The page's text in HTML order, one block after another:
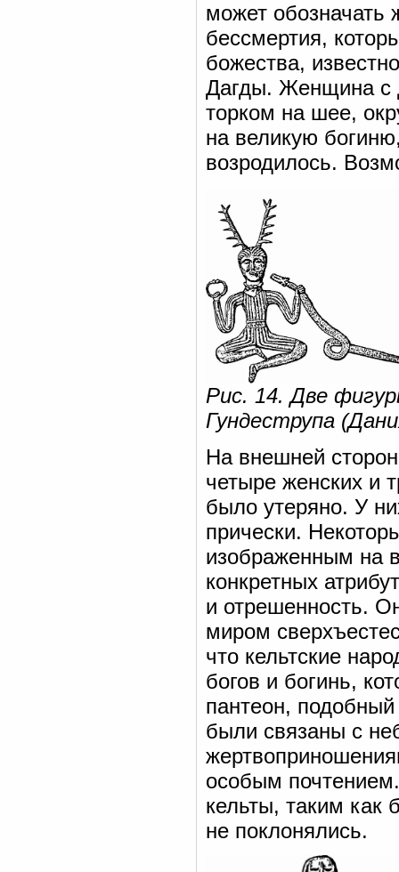
может обозначать
бессмертия,
божества,
Дагды. Женщина с
торком на шее,
на великую
возродилось.
Рис. 14. Две
Гундеструпа
На внешней
четыре женских и
было утеряно. У
прически.
изображенным на
конкретных
и отрешенность.
миром
что кельтские
богов и богинь,
пантеон,
были связаны с
особым
кельты, таким как
не поклонялись.